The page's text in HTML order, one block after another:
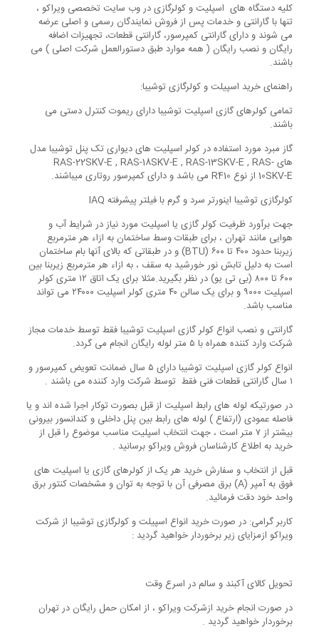
کلیه دستگاه های اسپلیت و کولرگازی در وب سایت تخصصی ویراکو ،
تنها با گارانتی و خدمات پس از فروش نمایندگان رسمی و اصلی عرضه
می شوند و دارای گارانتی کمپرسور، گارانتی قطعات، تجهیزات اضافه
رایگان و نصب رایگان ( همه موارد طبق دستورالعمل شرکت اصلی ) می
باشند.
راهنمای خرید اسپیلت و کولرگازی توشیبا:
تمامی کولرهای گازی اسپلیت توشیبا دارای ریموت کنترل دستی می
باشند.
گاز مبرد مورد استفاده در کولر اسپلیت های دیواری تک پنل توشیبا مدل
های RAS-22SKV-E , RAS-18SKV-E , RAS-13SKV-E , RAS-
10SKV-E از نوع R410 می باشد و دارای کمپرسور روتاری میباشند.
کولرگازی توشیبا اینورتر سرد و گرم با فیلتر پیشرفته IAQ
جهت برآورد ظرفیت کولر گازی یا اسپلیت مورد نیاز در شرایط آب و
هوایی مانند تهران ، برای طبقات وسط ساختمان به ازاء هر مترمربع
زیربنا حدود ۴۰۰ تا ۶۰۰ (BTU) و در طبقاتی که بالای آنها بام ساختمان
است به دلیل تابش نور خورشید به سقف ، به ازاء هر مترمربع زیربنا بین
۶۰۰ تا ۸۰۰ (بی تی یو) در نظر بگیرید.مثلا برای یک اتاق ۱۲ متری کولر
اسپلیت ۹۰۰۰ و برای یک سالن ۴۰ متری کولر اسپلیت ۲۴۰۰۰ می تواند
مناسب باشد.
گارانتی و نصب انواع کولر گازی اسپلیت توشیبا فقط توسط خدمات مجاز
شرکت وارد کننده همراه با ۵ متر لوله رایگان انجام می گردد.
انواع کولر گازی اسپلیت توشیبا دارای ۵ سال ضمانت تعویض کمپرسور و
۱ سال گارانتی قطعات فنی فقط توسط شرکت وارد کننده می باشند .
در صورتیکه لوله های رابط اسپلیت از قبل بصورت توکار اجرا شده اند و یا
فاصله عمودی (ارتفاع ) لوله های رابط بین پنل داخلی و کندانسور بیرونی
بیشتر از ۷ متر است ، جهت انتخاب اسپلیت مناسب موضوع را قبل از
خرید به اطلاع کارشناسان فروش ویراکو برسانید .
قبل از انتخاب و سفارش خرید هر یک از کولرهای گازی یا اسپلیت های
فوق به آمپر (A) برق مصرفی آن با توجه به توان و مشخصات کنتور برق
واحد خود دقت فرمائید.
کاربر گرامی: در صورت خرید انواع اسپیلت و کولرگازی توشیبا از شرکت
ویراکو ازمزایای زیر برخوردار خواهید گردید :
تحویل کالای آکبند و سالم در اسرع وقت
در صورت انجام خرید ازشرکت ویراکو ، از امکان حمل رایگان در تهران
برخوردار خواهید گردید .